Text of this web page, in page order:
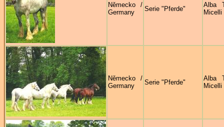
Německo /
Germany
Serie "Pferde"
Alba
Micelli
Německo /
Germany
Serie "Pferde"
Alba
Micelli